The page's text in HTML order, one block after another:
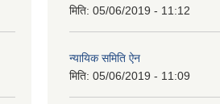
मिति: 05/06/2019 - 11:12
न्यायिक समिति ऐन
मिति: 05/06/2019 - 11:09